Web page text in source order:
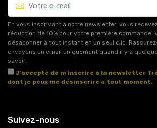
En vous inscrivant à notre newsletter, vous
réduction de 10% pour votre première commande.
désabonner à tout instant en un seul clic.
envoyons un email uniquement quand il y a
savoir.
J'accepte de m'inscrire à la newsletter
dont je peux me désinscrire à tout moment.
Suivez-nous